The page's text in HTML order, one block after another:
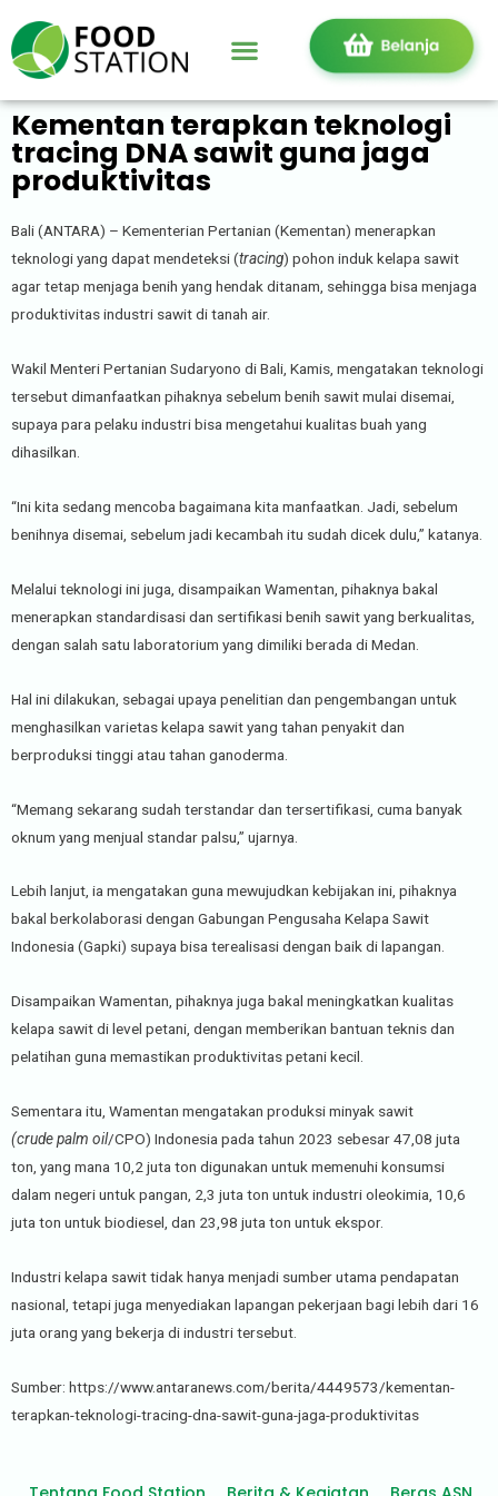
Kementan terapkan teknologi
tracing DNA sawit guna jaga
produktivitas
Bali (ANTARA) – Kementerian Pertanian (Kementan) menerapkan
teknologi yang dapat mendeteksi (tracing) pohon induk kelapa sawit
agar tetap menjaga benih yang hendak ditanam, sehingga bisa menjaga
produktivitas industri sawit di tanah air.
Wakil Menteri Pertanian Sudaryono di Bali, Kamis, mengatakan teknologi
tersebut dimanfaatkan pihaknya sebelum benih sawit mulai disemai,
supaya para pelaku industri bisa mengetahui kualitas buah yang
dihasilkan.
“Ini kita sedang mencoba bagaimana kita manfaatkan. Jadi, sebelum
benihnya disemai, sebelum jadi kecambah itu sudah dicek dulu,” katanya.
Melalui teknologi ini juga, disampaikan Wamentan, pihaknya bakal
menerapkan standardisasi dan sertifikasi benih sawit yang berkualitas,
dengan salah satu laboratorium yang dimiliki berada di Medan.
Hal ini dilakukan, sebagai upaya penelitian dan pengembangan untuk
menghasilkan varietas kelapa sawit yang tahan penyakit dan
berproduksi tinggi atau tahan ganoderma.
“Memang sekarang sudah terstandar dan tersertifikasi, cuma banyak
oknum yang menjual standar palsu,” ujarnya.
Lebih lanjut, ia mengatakan guna mewujudkan kebijakan ini, pihaknya
bakal berkolaborasi dengan Gabungan Pengusaha Kelapa Sawit
Indonesia (Gapki) supaya bisa terealisasi dengan baik di lapangan.
Disampaikan Wamentan, pihaknya juga bakal meningkatkan kualitas
kelapa sawit di level petani, dengan memberikan bantuan teknis dan
pelatihan guna memastikan produktivitas petani kecil.
Sementara itu, Wamentan mengatakan produksi minyak sawit
(crude palm oil/CPO) Indonesia pada tahun 2023 sebesar 47,08 juta
ton, yang mana 10,2 juta ton digunakan untuk memenuhi konsumsi
dalam negeri untuk pangan, 2,3 juta ton untuk industri oleokimia, 10,6
juta ton untuk biodiesel, dan 23,98 juta ton untuk ekspor.
Industri kelapa sawit tidak hanya menjadi sumber utama pendapatan
nasional, tetapi juga menyediakan lapangan pekerjaan bagi lebih dari 16
juta orang yang bekerja di industri tersebut.
Sumber: https://www.antaranews.com/berita/4449573/kementan-
terapkan-teknologi-tracing-dna-sawit-guna-jaga-produktivitas